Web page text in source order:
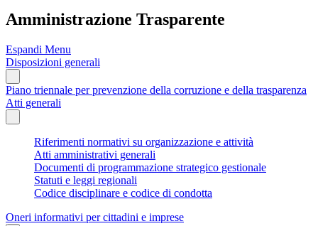
Amministrazione Trasparente
Espandi Menu
Disposizioni generali
Piano triennale per prevenzione della corruzione e della trasparenza
Atti generali
Riferimenti normativi su organizzazione e attività
Atti amministrativi generali
Documenti di programmazione strategico gestionale
Statuti e leggi regionali
Codice disciplinare e codice di condotta
Oneri informativi per cittadini e imprese